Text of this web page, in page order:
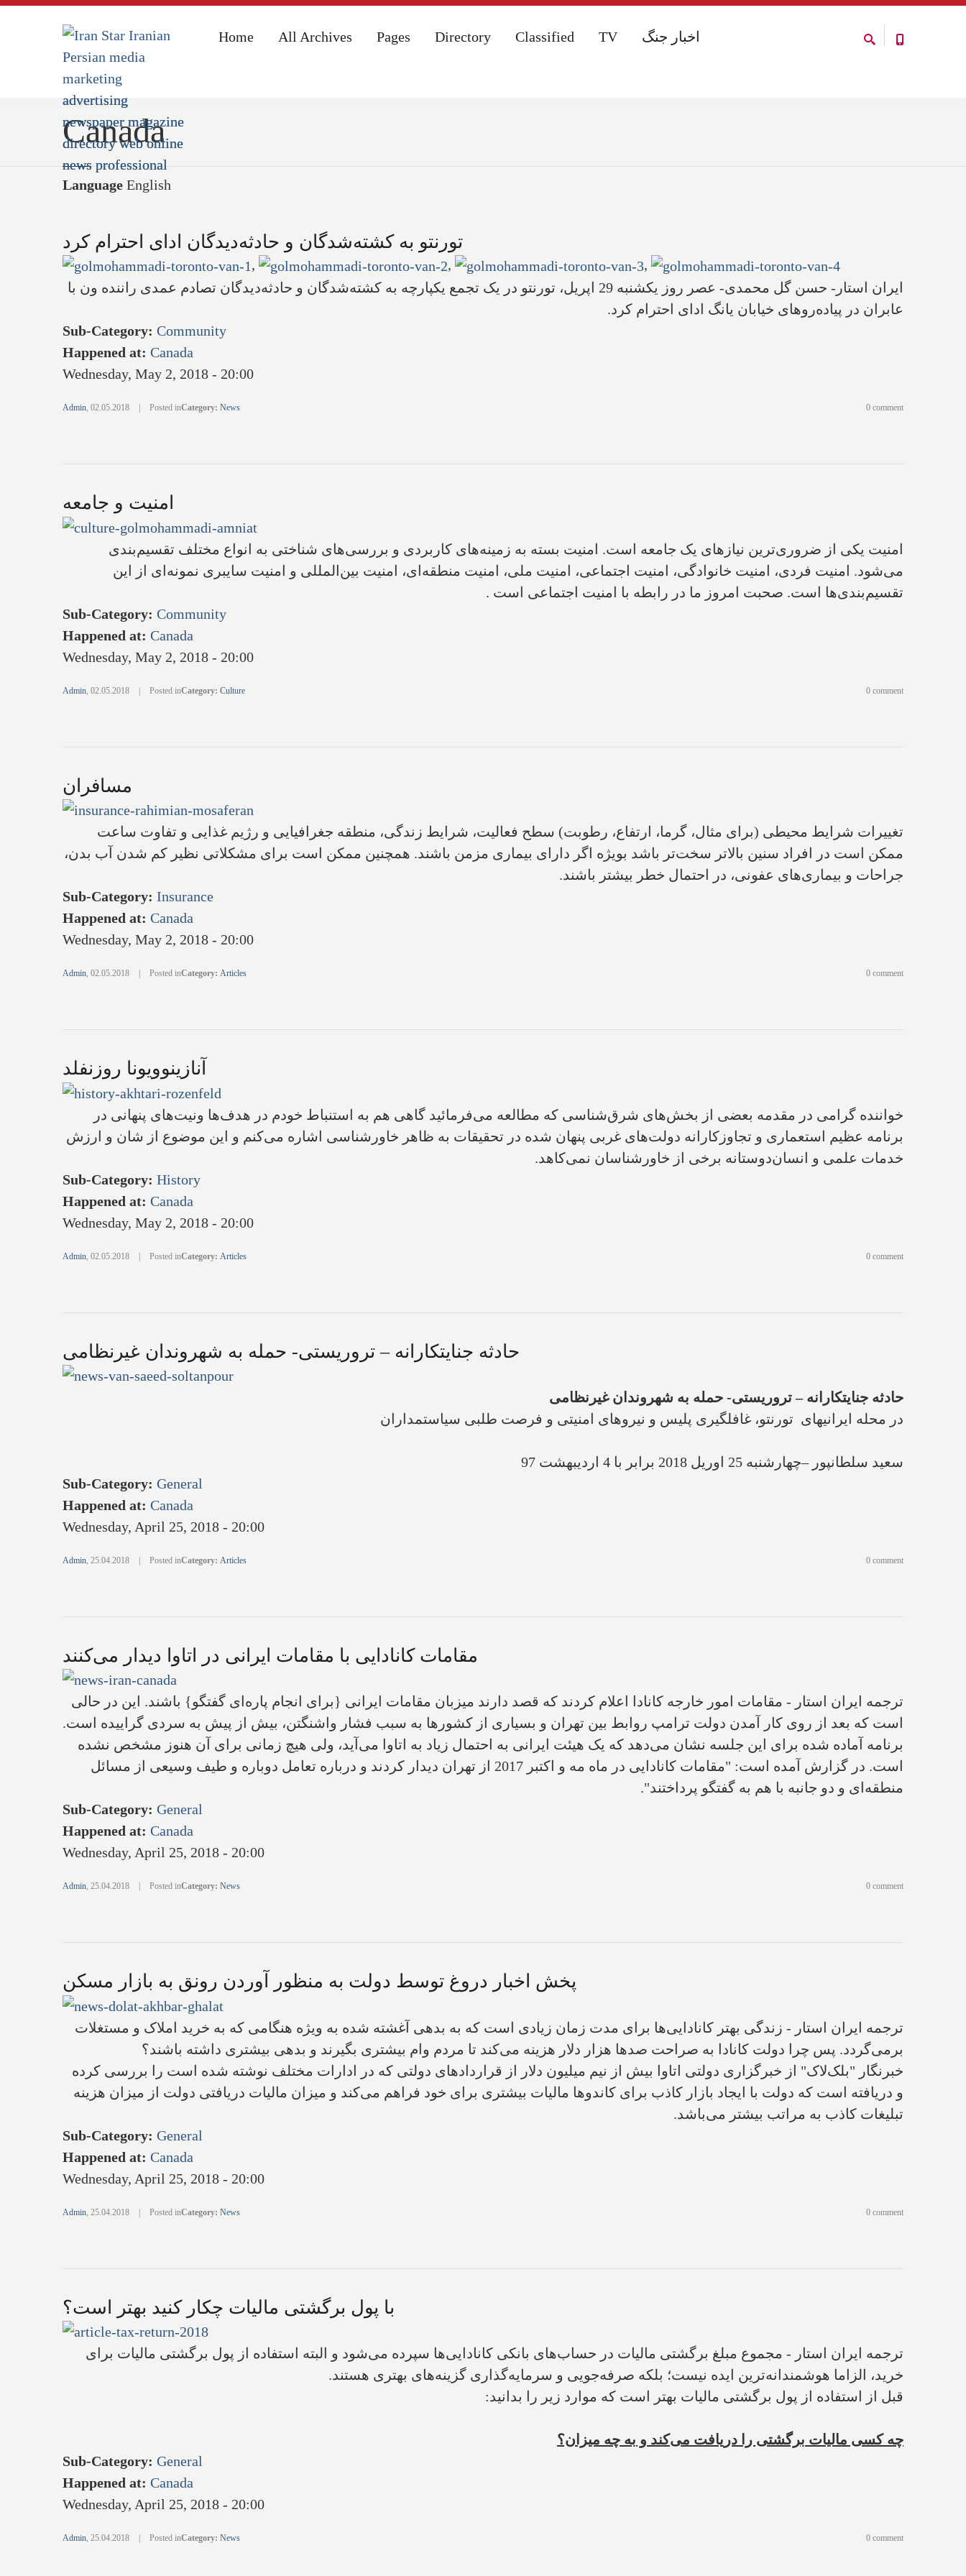
Home All Archives Pages Directory Classified TV اخبار جنگ Home All Archives Pages Directory Classified TV اخبار جنگ
Canada
Language English
تورنتو به کشته‌شدگان و حادثه‌دیدگان ادای احترام کرد
, ,
,
ایران استار- حسن گل محمدی- عصر روز یکشنبه 29 اپریل، تورنتو در یک تجمع یکپارچه به کشته‌شدگان و حادثه‌دیدگان تصادم عمدی راننده ون با
عابران در پیاده‌روهای خیابان یانگ ادای احترام کرد.
Sub-Category: Community
Happened at: Canada
Wednesday, May 2, 2018 - 20:00
Admin, 02.05.2018 Posted inCategory: News 0 comment
امنیت و جامعه
امنیت یکی از ضروری‌ترین نیازهای یک جامعه است‌. امنیت بسته به زمینه‌های کاربردی و بررسی‌های شناختی به انواع مختلف تقسیم‌بندی
می‌شود‌. امنیت فردی، امنیت خانوادگی، امنیت اجتماعی، امنیت ملی، امنیت منطقه‌ای‌، امنیت بین‌المللی و امنیت سایبری نمونه‌ای از این
تقسیم‌بندی‌ها است‌. صحبت امروز ما در رابطه با امنیت اجتماعی است .
Sub-Category: Community
Happened at: Canada
Wednesday, May 2, 2018 - 20:00
Admin, 02.05.2018 | Posted inCategory: Culture 0 comment
مسافران
تغییرات شرایط‌ محیطی (‌برای مثال‌، گرما‌، ارتفاع‌، رطوبت‌) سطح فعالیت‌، شرایط زندگی‌، منطقه جغرافیایی و رژیم غذایی و تفاوت ساعت
ممکن است در افراد سنین بالاتر سخت‌تر باشد بویژه اگر دارای بیماری مزمن باشند‌. همچنین ممکن است برای مشکلاتی نظیر کم شدن آب بدن‌،
جراحات و بیماری‌های عفونی‌، در احتمال خطر بیشتر باشند.
Sub-Category: Insurance
Happened at: Canada
Wednesday, May 2, 2018 - 20:00
Admin, 02.05.2018 Posted inCategory: Articles 0 comment
آنازینوویونا روزنفلد
خواننده گرامی‌ در مقدمه بعضی از بخش‌های‌ شرق‌شناسی که مطالعه می‌فرمائید‌ گاهی هم به‌ استنباط‌ خودم در هدف‌ها ونیت‌های پنهانی در‌
برنامه عظیم‌ استعماری و تجاوز‌کارانه‌ دولت‌های‌ غربی پنهان شده‌ در تحقیقات‌ به ظاهر خاورشناسی‌ اشاره می‌کنم و این موضوع از شان و ارزش
خدمات علمی و انسان‌دوستانه‌ برخی از خاورشناسان‌ نمی‌کاهد.
Sub-Category: History
Happened at: Canada
Wednesday, May 2, 2018 - 20:00
Admin 02.05.2018 | Posted inCategory: Articles 0 comment
حادثه جنایتکارانه – تروریستی- حمله به شهروندان غیرنظامی
حادثه جنایتکارانه–تروریستی- حمله به شهروندان غیرنظامی
در محله ایرانیهای تورنتو، غافلگیری پلیس و نیروهای امنیتی و فرصت طلبی سیاستمداران
سعید سلطانپور –چهارشنبه 25 اوریل 2018 برابر با 4 اردیبهشت 97
Sub-Category: General
Happened at: Canada
Wednesday, April 25, 2018 - 20:00
Admin, 25.04.2018 Posted inCategory: Articles 0 comment
مقامات کانادایی‌ با مقامات ایرانی در اتاوا دیدار می‌کنند
ترجمه ایران استار - مقامات امور خارجه کانادا اعلام کردند که قصد دارند میزبان مقامات ایرانی {برای انجام پاره‌ای گفتگو} باشند. این در حالی‌
است که بعد از روی کار آمدن دولت ترامپ روابط بین تهران و بسیاری از کشورها به سبب فشار واشنگتن، بیش از پیش به سردی گراییده است.
برنامه آماده شده برای این جلسه نشان می‌دهد که یک هیئت ایرانی به احتمال زیاد به اتاوا می‌آید، ولی‌ هیچ زمانی برای آن هنوز مشخص نشده
است. در گزارش آمده است: "مقامات کانادایی در ماه مه و اکتبر 2017 از تهران دیدار کردند و درباره تعامل دوباره و طیف وسیعی از مسائل
منطقه‌ای و دو جانبه با هم به گفتگو پرداختند".
Sub-Category: General
Happened at: Canada
Wednesday, April 25, 2018 - 20:00
Admin, 25.04.2018 Posted inCategory: News 0 comment
پخش اخبار دروغ توسط دولت به منظور آوردن رونق به بازار مسکن
ترجمه ایران استار - زندگی بهتر کانادایی‌ها برای مدت زمان زیادی است که به بدهی آغشته شده به ویژه هنگامی که به خرید املاک و مستغلات
برمی‌گردد. پس چرا دولت کانادا به صراحت صدها هزار دلار هزینه می‌کند تا مردم وام بیشتری بگیرند و بدهی بیشتری داشته باشند؟‌
خبرنگار "بلک‌لاک" از خبرگزاری دولتی اتاوا بیش از نیم میلیون دلار از قراردادهای دولتی که در ادارات مختلف نوشته شده است را بررسی کرده
و دریافته است که دولت با ایجاد بازار کاذب برای کاندو‌ها مالیات بیشتری برای خود فراهم می‌کند و میزان مالیات دریافتی دولت از میزان هزینه
تبلیغات کاذب به مراتب بیشتر می‌باشد. ‌
Sub-Category: General
Happened at: Canada
Wednesday, April 25, 2018 - 20:00
Admin, 25.04.2018 | Posted inCategory: News 0 comment
با پول برگشتی مالیات چکار کنید بهتر است؟
ترجمه ایران استار - مجموع مبلغ برگشتی مالیات در حساب‌های بانکی کانادایی‌ها سپرده می‌شود و البته استفاده از پول برگشتی مالیات‌ برای
خرید، الزاما هوشمندانه‌ترین ایده نیست؛ بلکه صرفه‌جویی و سرمایه‌گذاری گزینه‌های بهتری هستند.
قبل از استفاده از پول برگشتی مالیات‌ بهتر است که موارد زیر را بدانید:
چه کسی مالیات برگشتی را دریافت میکند و به چه میزان؟
Sub-Category: General
Happened at: Canada
Wednesday, April 25, 2018 - 20:00
Admin, 25.04.2018 Posted inCategory: News 0 comment